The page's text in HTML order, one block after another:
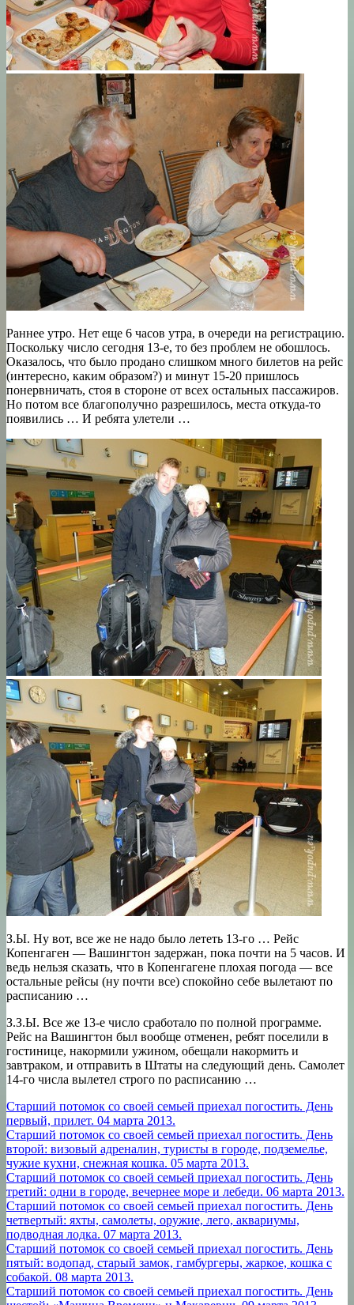
Раннее утро. Нет еще 6 часов утра, в очереди на регистрацию.
Поскольку число сегодня 13-е, то без проблем не обошлось.
Оказалось, что было продано слишком много билетов на рейс
(интересно, каким образом?) и минут 15-20 пришлось
понервничать, стоя в стороне от всех остальных пассажиров.
Но потом все благополучно разрешилось, места откуда-то
появились … И ребята улетели …
З.Ы. Ну вот, все же не надо было лететь 13-го … Рейс
Копенгаген — Вашингтон задержан, пока почти на 5 часов. И
ведь нельзя сказать, что в Копенгагене плохая погода — все
остальные рейсы (ну почти все) спокойно себе вылетают по
расписанию …
З.З.Ы. Все же 13-е число сработало по полной программе.
Рейс на Вашингтон был вообще отменен, ребят поселили в
гостинице, накормили ужином, обещали накормить и
завтраком, и отправить в Штаты на следующий день. Самолет
14-го числа вылетел строго по расписанию …
Старший потомок со своей семьей приехал погостить. День
первый, прилет. 04 марта 2013.
Старший потомок со своей семьей приехал погостить. День
второй: визовый адреналин, туристы в городе, подземелье,
чужие кухни, снежная кошка. 05 марта 2013.
Старший потомок со своей семьей приехал погостить. День
третий: одни в городе, вечернее море и лебеди. 06 марта 2013.
Старший потомок со своей семьей приехал погостить. День
четвертый: яхты, самолеты, оружие, лего, аквариумы,
подводная лодка. 07 марта 2013.
Старший потомок со своей семьей приехал погостить. День
пятый: водопад, старый замок, гамбургеры, жаркое, кошка с
собакой. 08 марта 2013.
Старший потомок со своей семьей приехал погостить. День